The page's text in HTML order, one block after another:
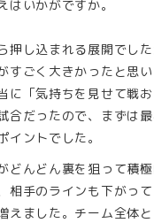
はいかがですか。
押し込まれる展開でし
すごく大きかったと思
に「気持ちを見せて戦
合だったので、まずは
イントでした。
どんどん裏を狙って積
相手のラインも下がっ
えました。チーム全体